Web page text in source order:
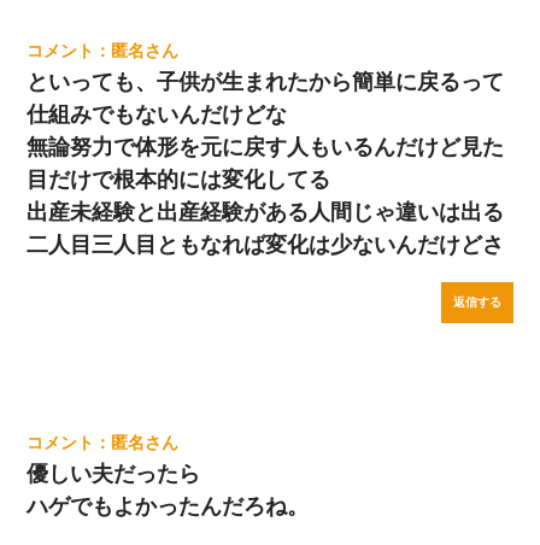
匿名
といっても、子供が生まれたから簡単に戻るって
仕組みでもないんだけどな
無論努力で体形を元に戻す人もいるんだけど見た
目だけで根本的には変化してる
出産未経験と出産経験がある人間じゃ違いは出る
二人目三人目ともなれば変化は少ないんだけどさ
返信する
匿名
優しい夫だったら
ハゲでもよかったんだろね。